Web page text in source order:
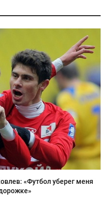
«Футбол уберег меня